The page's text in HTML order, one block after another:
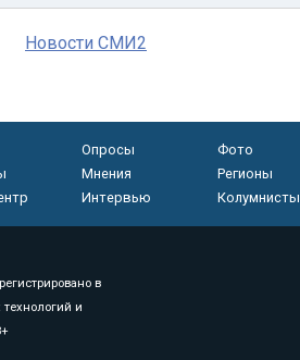
Новости СМИ2
Опросы
Фото
Мнения
Регионы
Интервью Колумнисты
в
и